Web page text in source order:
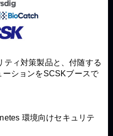
ティ対策製品と、付随する
ションをSCSKブースで
環境向けセキュリテ